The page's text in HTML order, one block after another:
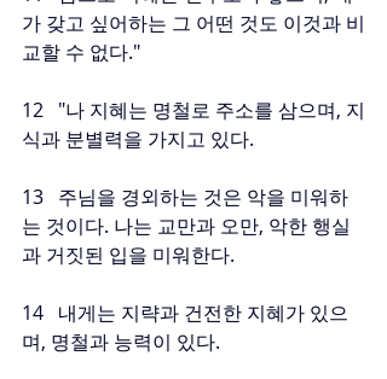
가 갖고 싶어하는 그 어떤 것도 이것과 비
교할 수 없다."
12   "나 지혜는 명철로 주소를 삼으며, 지
식과 분별력을 가지고 있다.
13   주님을 경외하는 것은 악을 미워하
는 것이다. 나는 교만과 오만, 악한 행실
과 거짓된 입을 미워한다.
14   내게는 지략과 건전한 지혜가 있으
며, 명철과 능력이 있다.